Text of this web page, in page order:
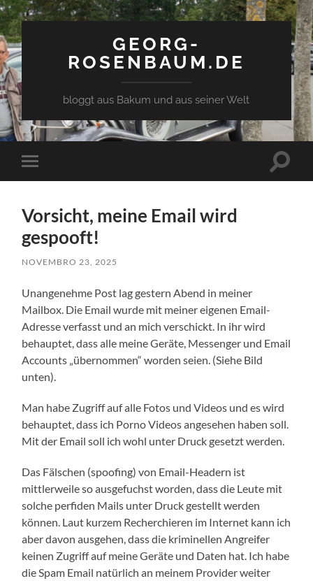
GEORG-
ROSENBAUM.DE
bloggt aus Bakum und aus seiner Welt
Toggle
mobile
Toggle
Vorsicht, meine Email wird
gespooft!
NOVEMBRO 23, 2025
Unangenehme Post lag gestern Abend in meiner
Mailbox. Die Email wurde mit meiner eigenen Email-
Adresse verfasst und an mich verschickt. In ihr wird
behauptet, dass alle meine Geräte, Messenger und Email
Accounts „übernommen“ worden seien. (Siehe Bild
unten).
Man habe Zugriff auf alle Fotos und Videos und es wird
behauptet, dass ich Porno Videos angesehen haben soll.
Mit der Email soll ich wohl unter Druck gesetzt werden.
Das Fälschen (spoofing) von Email-Headern ist
mittlerweile so ausgefuchst worden, dass die Leute mit
solche perfiden Mails unter Druck gestellt werden
können. Laut kurzem Recherchieren im Internet kann ich
aber davon ausgehen, dass die kriminellen Angreifer
keinen Zugriff auf meine Geräte und Daten hat. Ich habe
die Spam Email natürlich an meinem Provider weiter